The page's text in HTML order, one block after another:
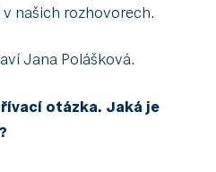
našich rozhovorech.
Jana Polášková.
otázka. Jaká je